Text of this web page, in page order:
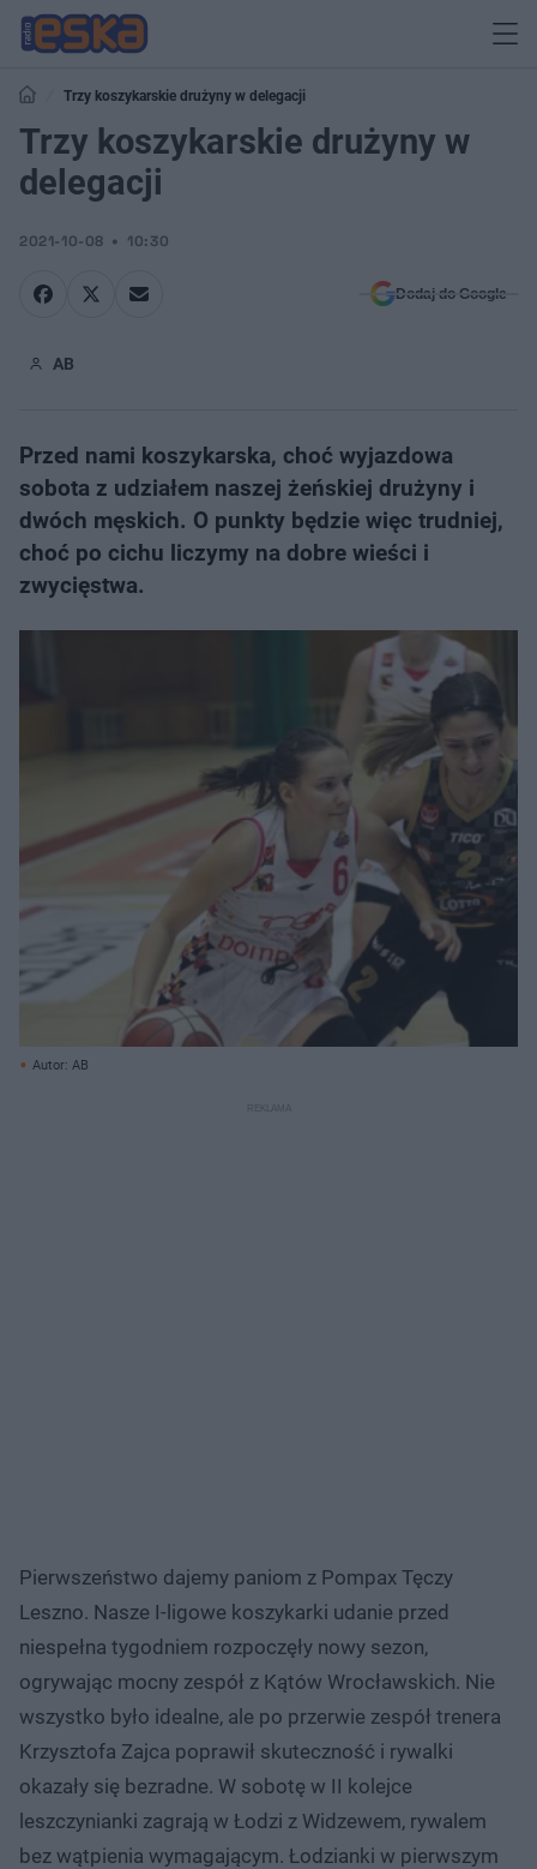
​Trzy koszykarskie drużyny w delegacji
​Trzy koszykarskie drużyny w
delegacji
2021-10-08 10:30
Dodaj do Google
AB
Przed nami koszykarska, choć wyjazdowa
sobota z udziałem naszej żeńskiej drużyny i
dwóch męskich. O punkty będzie więc trudniej,
choć po cichu liczymy na dobre wieści i
zwycięstwa.
Autor: AB
Pierwszeństwo dajemy paniom z Pompax Tęczy
Leszno. Nasze I-ligowe koszykarki udanie przed
niespełna tygodniem rozpoczęły nowy sezon,
ogrywając mocny zespół z Kątów Wrocławskich. Nie
wszystko było idealne, ale po przerwie zespół trenera
Krzysztofa Zajca poprawił skuteczność i rywalki
okazały się bezradne. W sobotę w II kolejce
leszczynianki zagrają w Łodzi z Widzewem, rywalem
bez wątpienia wymagającym. Łodzianki w pierwszym